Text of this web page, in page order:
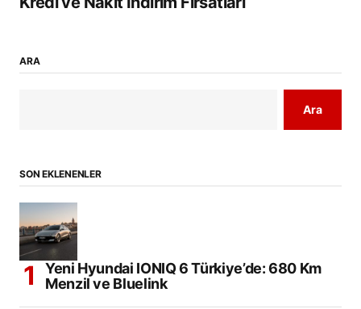
ARA
Ara
SON EKLENENLER
Yeni Hyundai IONIQ 6 Türkiye’de: 680 Km
Menzil ve Bluelink